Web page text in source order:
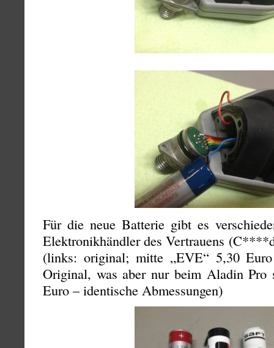
Für die neue Batterie gibt es
Elektronikhändler des Vertrauens
(links: original; mitte „EVE“ 5,30
Original, was aber nur beim Aladin Pro
Euro – identische Abmessungen)